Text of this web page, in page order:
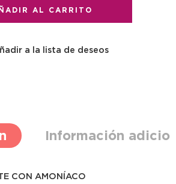
AL CARRITO
a la lista de deseos
Información
CON AMONÍACO